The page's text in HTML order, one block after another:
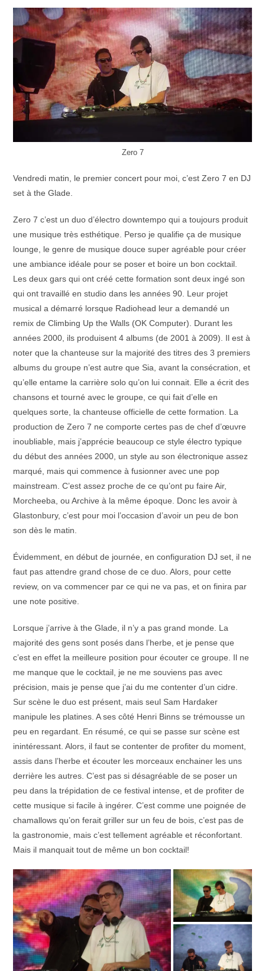
Zero 7
Vendredi matin, le premier concert pour moi, c’est Zero 7 en DJ
set à the Glade.
Zero 7 c’est un duo d’électro downtempo qui a toujours produit
une musique très esthétique. Perso je qualifie ça de musique
lounge, le genre de musique douce super agréable pour créer
une ambiance idéale pour se poser et boire un bon cocktail.
Les deux gars qui ont créé cette formation sont deux ingé son
qui ont travaillé en studio dans les années 90. Leur projet
musical a démarré lorsque Radiohead leur a demandé un
remix de Climbing Up the Walls (OK Computer). Durant les
années 2000, ils produisent 4 albums (de 2001 à 2009). Il est à
noter que la chanteuse sur la majorité des titres des 3 premiers
albums du groupe n’est autre que Sia, avant la consécration, et
qu’elle entame la carrière solo qu’on lui connait. Elle a écrit des
chansons et tourné avec le groupe, ce qui fait d’elle en
quelques sorte, la chanteuse officielle de cette formation. La
production de Zero 7 ne comporte certes pas de chef d’œuvre
inoubliable, mais j’apprécie beaucoup ce style électro typique
du début des années 2000, un style au son électronique assez
marqué, mais qui commence à fusionner avec une pop
mainstream. C’est assez proche de ce qu’ont pu faire Air,
Morcheeba, ou Archive à la même époque. Donc les avoir à
Glastonbury, c’est pour moi l’occasion d’avoir un peu de bon
son dès le matin.
Évidemment, en début de journée, en configuration DJ set, il ne
faut pas attendre grand chose de ce duo. Alors, pour cette
review, on va commencer par ce qui ne va pas, et on finira par
une note positive.
Lorsque j’arrive à the Glade, il n’y a pas grand monde. La
majorité des gens sont posés dans l’herbe, et je pense que
c’est en effet la meilleure position pour écouter ce groupe. Il ne
me manque que le cocktail, je ne me souviens pas avec
précision, mais je pense que j’ai du me contenter d’un cidre.
Sur scène le duo est présent, mais seul Sam Hardaker
manipule les platines. A ses côté Henri Binns se trémousse un
peu en regardant. En résumé, ce qui se passe sur scène est
inintéressant. Alors, il faut se contenter de profiter du moment,
assis dans l’herbe et écouter les morceaux enchainer les uns
derrière les autres. C’est pas si désagréable de se poser un
peu dans la trépidation de ce festival intense, et de profiter de
cette musique si facile à ingérer. C’est comme une poignée de
chamallows qu’on ferait griller sur un feu de bois, c’est pas de
la gastronomie, mais c’est tellement agréable et réconfortant.
Mais il manquait tout de même un bon cocktail!